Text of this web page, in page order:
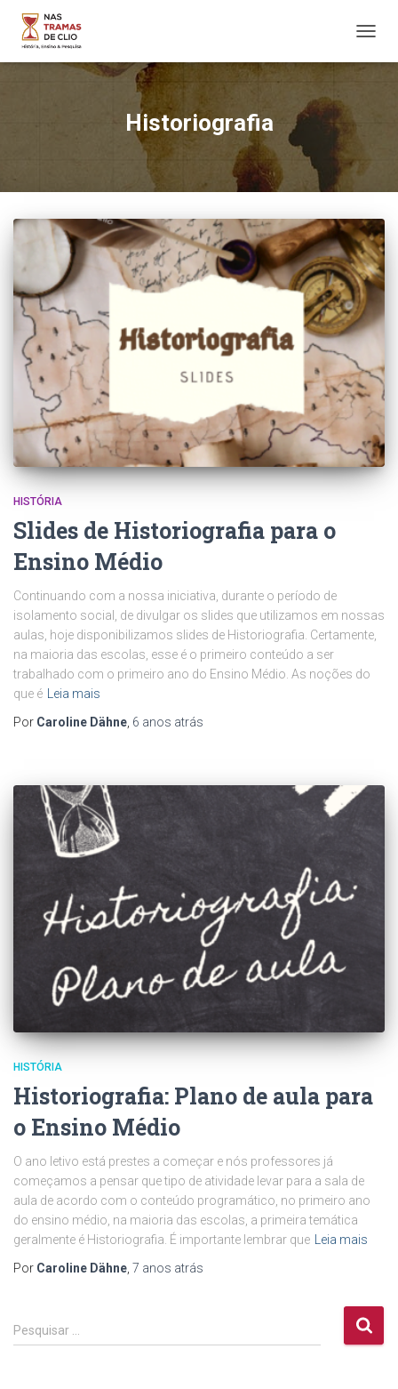
Historiografia
HISTÓRIA
Slides de Historiografia para o
Ensino Médio
Continuando com a nossa iniciativa, durante o período de
isolamento social, de divulgar os slides que utilizamos em nossas
aulas, hoje disponibilizamos slides de Historiografia. Certamente,
na maioria das escolas, esse é o primeiro conteúdo a ser
trabalhado com o primeiro ano do Ensino Médio. As noções do
que é
Leia mais
Por Caroline Dähne 6 anos atrás
HISTÓRIA
Historiografia: Plano de aula para
o Ensino Médio
O ano letivo está prestes a começar e nós professores já
começamos a pensar que tipo de atividade levar para a sala de
aula de acordo com o conteúdo programático, no primeiro ano
do ensino médio, na maioria das escolas, a primeira temática
geralmente é Historiografia. É importante lembrar que Leia mais
Por Caroline Dähne, 7 anos atrás
P
e
Pesquisar …